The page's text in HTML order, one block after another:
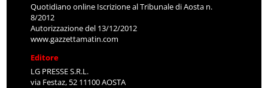
Quotidiano online Iscrizione al Tribunale di Aosta n.
8/2012
Autorizzazione del 13/12/2012
www.gazzettamatin.com
Editore
LG PRESSE S.R.L.
via Festaz, 52 11100 AOSTA